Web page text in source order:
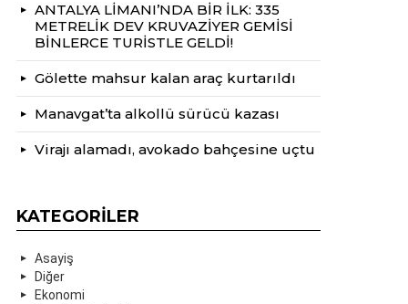
ANTALYA LİMANI’NDA BİR İLK: 335
METRELİK DEV KRUVAZİYER GEMİSİ
BİNLERCE TURİSTLE GELDİ!
Gölette mahsur kalan araç kurtarıldı
Manavgat’ta alkollü sürücü kazası
Virajı alamadı, avokado bahçesine uçtu
KATEGORILER
Asayiş
Diğer
Ekonomi